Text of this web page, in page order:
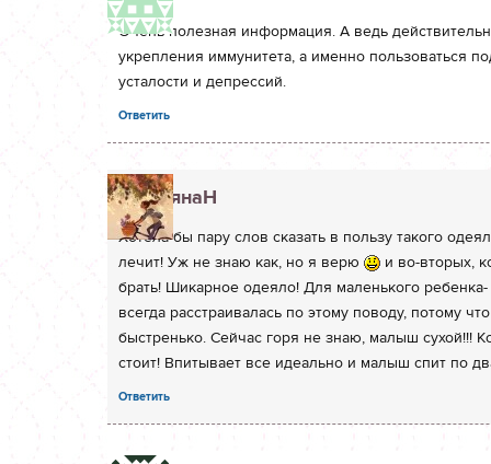
Очень полезная информация. А ведь
укрепления иммунитета, а именно пользоваться
усталости и депрессий.
Ответить
ТатьянаН
Хотела бы пару слов сказать в пользу такого
лечит! Уж не знаю как, но я верю
и во-вторых,
брать! Шикарное одеяло! Для маленького
всегда расстраивалась по этому поводу, потому
быстренько. Сейчас горя не знаю, малыш сухой!!!
стоит! Впитывает все идеально и малыш спит по
Ответить